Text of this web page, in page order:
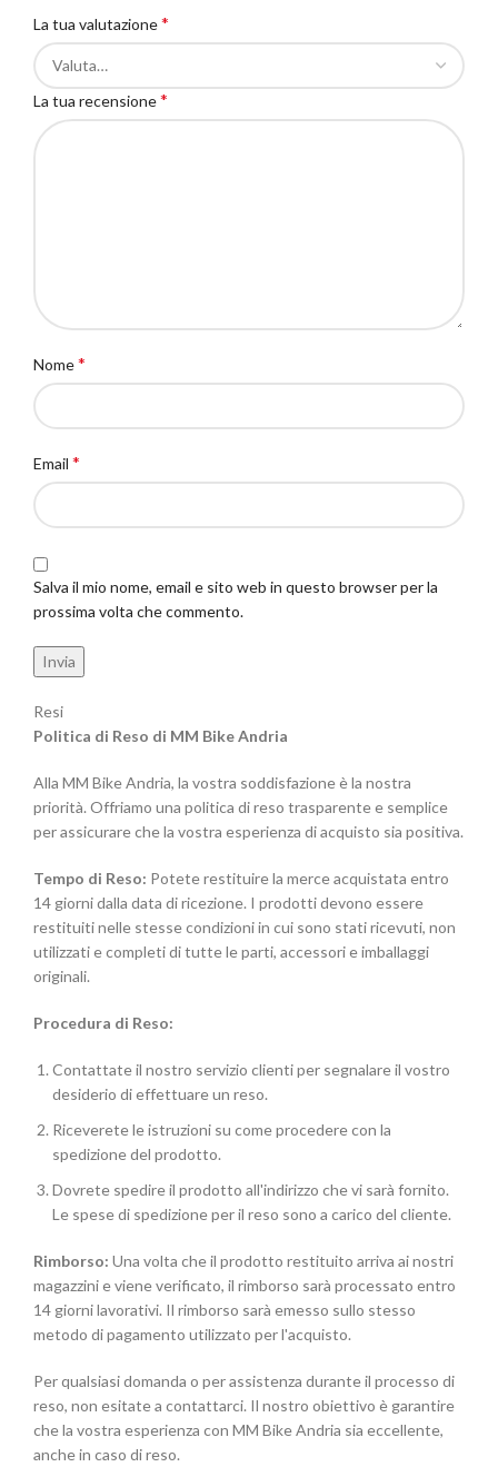
La tua valutazione*
La tua recensione*
Nome*
Email *
Salva il mio nome, email e sito web in questo browser per la
prossima volta che commento.
Resi
Politica di Reso di MM Bike Andria
Alla MM Bike Andria, la vostra soddisfazione è la nostra
priorità. Offriamo una politica di reso trasparente e semplice
per assicurare che la vostra esperienza di acquisto sia positiva.
Tempo di Reso: Potete restituire la merce acquistata entro
14 giorni dalla data di ricezione. I prodotti devono essere
restituiti nelle stesse condizioni in cui sono stati ricevuti, non
utilizzati e completi di tutte le parti, accessori e imballaggi
originali.
Procedura di Reso:
Contattate il nostro servizio clienti per segnalare il vostro
desiderio di effettuare un reso.
Riceverete le istruzioni su come procedere con la
spedizione del prodotto.
Dovrete spedire il prodotto all'indirizzo che vi sarà fornito.
Le spese di spedizione per il reso sono a carico del cliente.
Rimborso: Una volta che il prodotto restituito arriva ai nostri
magazzini e viene verificato, il rimborso sarà processato entro
14 giorni lavorativi. Il rimborso sarà emesso sullo stesso
metodo di pagamento utilizzato per l'acquisto.
Per qualsiasi domanda o per assistenza durante il processo di
reso, non esitate a contattarci. Il nostro obiettivo è garantire
che la vostra esperienza con MM Bike Andria sia eccellente,
anche in caso di reso.